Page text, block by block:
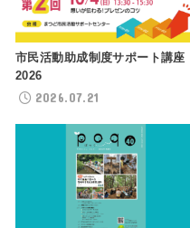
市民活動助成制度サポート講座
2026
2026.07.21